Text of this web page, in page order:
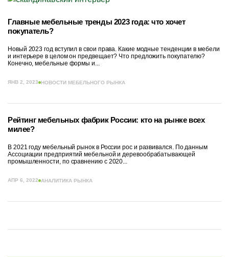
Главные мебельные тренды 2023 года: что хочет
покупатель?
Новый 2023 год вступил в свои права. Какие модные тенденции в мебели
и интерьере в целом он предвещает? Что предложить покупателю?
Конечно, мебельные формы и...
ЯНВ 2, 2023 НОВОСТИ МЕБЕЛЬНОГО РЫНКА
Рейтинг мебельных фабрик России: кто на рынке всех
милее?
В 2021 году мебельный рынок в России рос и развивался. По данным
Ассоциации предприятий мебельной и деревообрабатывающей
промышленности, по сравнению с 2020...
АПР 6, 2022 АНАЛИТИКА РЫНКА